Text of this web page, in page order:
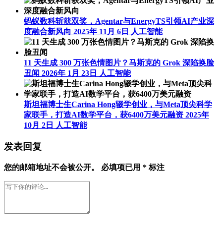
蚂蚁数科斩获双奖，Agentar与EnergyTS引领AI产业深
度融合新风向 2025年 11月 6日 人工智能
11 天生成 300 万张色情图片？马斯克的 Grok 深陷换脸
丑闻 2026年 1月 23日 人工智能
斯坦福博士生Carina Hong辍学创业，与Meta顶尖科学
家联手，打造AI数学平台，获6400万美元融资 2025年
10月 2日
人工智能
发表回复
您的邮箱地址不会被公开。 必填项已用 * 标注